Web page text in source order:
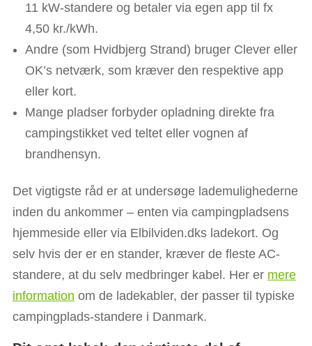
11 kW-standere og betaler via egen app til fx
4,50 kr./kWh.​​
Andre (som Hvidbjerg Strand) bruger Clever eller
OK’s netværk, som kræver den respektive app
eller kort.​​
Mange pladser forbyder opladning direkte fra
campingstikket ved teltet eller vognen af
brandhensyn.​
Det vigtigste råd er at undersøge lademulighederne
inden du ankommer – enten via campingpladsens
hjemmeside eller via Elbilviden.dks ladekort. Og
selv hvis der er en stander, kræver de fleste AC-
standere, at du selv medbringer kabel. Her er mere
information om de ladekabler, der passer til typiske
campingplads-standere i Danmark.